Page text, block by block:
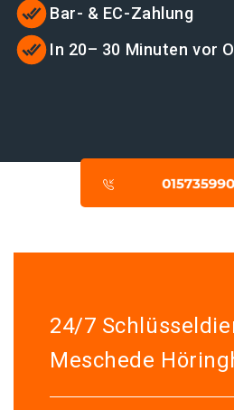
Bar- & EC-Zahlung
In 20– 30 Minuten vor
24/7
Meschede